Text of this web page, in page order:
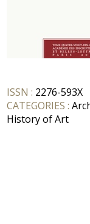
ISSN : 2276-593X
CATEGORIES :
History of Art